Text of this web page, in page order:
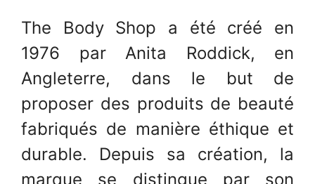
The Body Shop a été créé en
1976 par Anita Roddick, en
Angleterre, dans le but de
proposer des produits de beauté
fabriqués de manière éthique et
durable. Depuis sa création, la
marque se distingue par son